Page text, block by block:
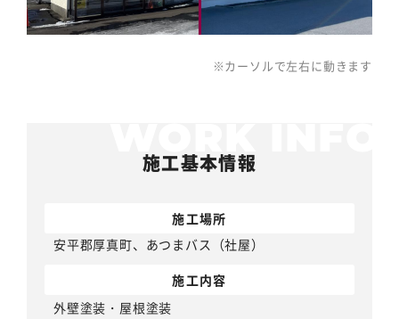
※カーソルで左右に動きます
施工基本情報
施工場所
安平郡厚真町、あつまバス（社屋）
施工内容
外壁塗装 ・ 屋根塗装